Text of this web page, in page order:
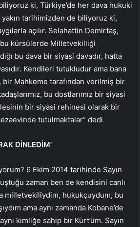
ki, Türkiye’de her dava hukuki
yakın tarihimizden de biliyoruz ki,
açılır. Selahattin Demirtaş,
kürsülerde Milletvekilliği
bu dava bir siyasi davadır, hatta
Kendileri tutukludur ama bana
Mahkeme tarafından verilmiş bir
bu dostlarımız bir siyasi
bir siyasi rehinesi olarak bir
tutulmaktalar” dedi.
DİNLEDİM’
6 Ekim 2014 tarihinde Sayın
zaman ben de kendisini canlı
milletvekiliydim, hukukçuydum, bu
ama aynı zamanda Kobane’de
kimliğe sahip bir Kürt’üm. Sayın